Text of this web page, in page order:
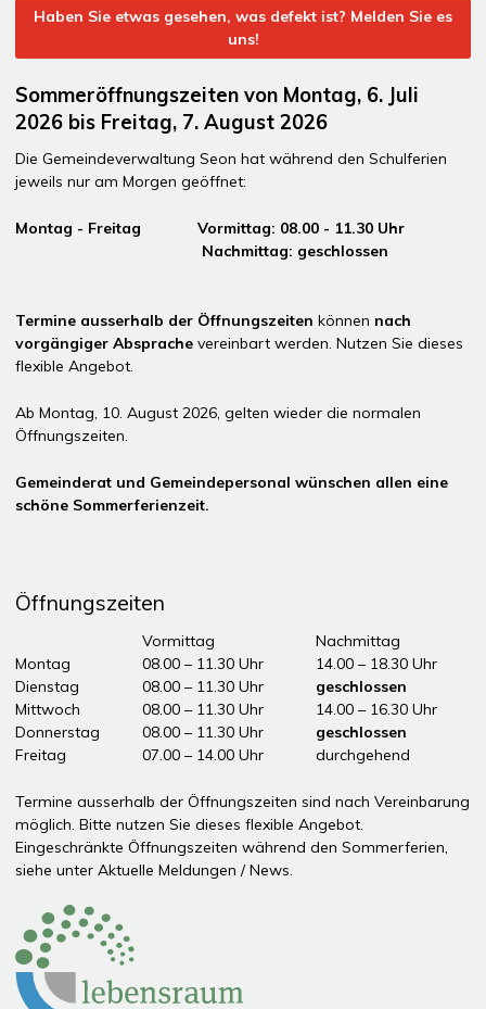
Haben Sie etwas gesehen, was defekt ist? Melden Sie es
uns!
Sommeröffnungszeiten von Montag, 6. Juli
2026 bis Freitag, 7. August 2026
Die Gemeindeverwaltung Seon hat während den Schulferien
jeweils nur am Morgen geöffnet:
Montag - Freitag Vormittag: 08.00 - 11.30 Uhr
Nachmittag: geschlossen
Termine ausserhalb der Öffnungszeiten können nach
vorgängiger Absprache vereinbart werden. Nutzen Sie dieses
flexible Angebot.
Ab Montag, 10. August 2026, gelten wieder die normalen
Öffnungszeiten.
Gemeinderat und Gemeindepersonal wünschen allen eine
schöne Sommerferienzeit.
Öffnungszeiten
Öffnungszeiten Vormittag
Vormittag
Nachmittag
Montag
08.00 – 11.30 Uhr
14.00 – 18.30 Uhr
Dienstag
08.00 – 11.30 Uhr
geschlossen
Mittwoch
08.00 – 11.30 Uhr
14.00 – 16.30 Uhr
Donnerstag
08.00 – 11.30 Uhr
geschlossen
Freitag
07.00 – 14.00 Uhr durchgehend
Termine ausserhalb der Öffnungszeiten sind nach Vereinbarung
möglich. Bitte nutzen Sie dieses flexible Angebot.
Eingeschränkte Öffnungszeiten während den Sommerferien,
siehe unterAktuelle Meldungen / News
Partner